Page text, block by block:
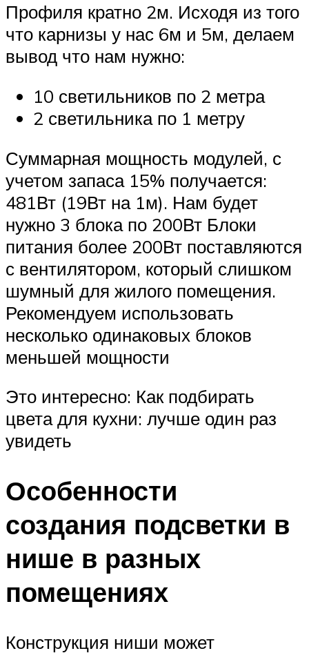
Профиля кратно 2м. Исходя из того
что карнизы у нас 6м и 5м, делаем
вывод что нам нужно:
10 светильников по 2 метра
2 светильника по 1 метру
Суммарная мощность модулей, с
учетом запаса 15% получается:
481Вт (19Вт на 1м). Нам будет
нужно 3 блока по 200Вт Блоки
питания более 200Вт поставляются
с вентилятором, который слишком
шумный для жилого помещения.
Рекомендуем использовать
несколько одинаковых блоков
меньшей мощности
Это интересно: Как подбирать
цвета для кухни: лучше один раз
увидеть
Особенности
создания подсветки в
нише в разных
помещениях
Конструкция ниши может